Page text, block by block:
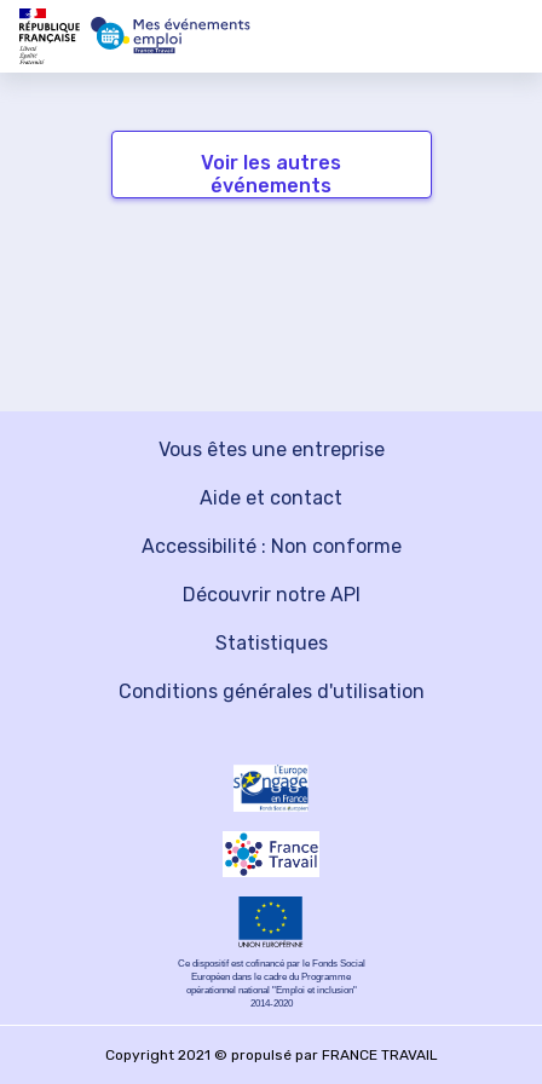
Voir les autres
événements
Vous êtes une entreprise
Découvrir notre API
Aide et contact
Statistiques
Accessibilité : Non conforme
Conditions générales d'utilisation
Ce dispositif est cofinancé par le Fonds Social
Européen dans le cadre du Programme
opérationnel national "Emploi et inclusion"
2014-2020
Copyright 2021 © propulsé par FRANCE TRAVAIL